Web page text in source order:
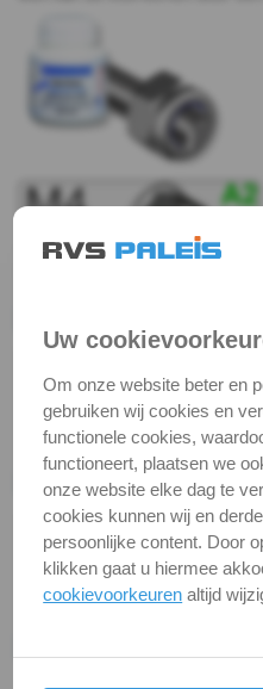
DIN
6926
DIN
6926
A2
DIN
6926
-
A2
-
m4
Uw
Om onze website beter en
gebruiken wij cookies en
functionele cookies,
functioneert, plaatsen we
onze website elke dag te
cookies kunnen wij en
persoonlijke content. Door
klikken gaat u hiermee
cookievoorkeuren altijd